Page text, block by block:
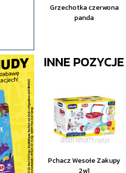
Grzechotka czerwona
panda
INNE
Pchacz Wesołe Zakupy
2w1